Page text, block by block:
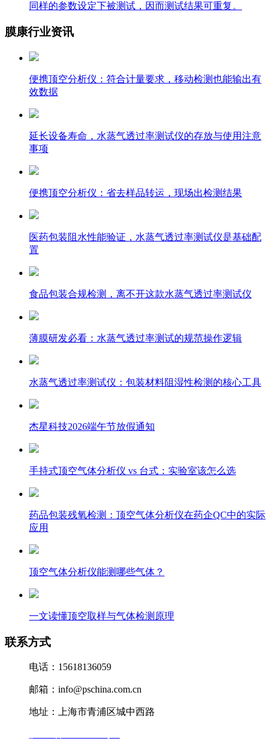
同样的参数设定下被测试，因而测试结果可重复。
膜康行业资讯
便携顶空分析仪：符合计量要求，移动检测也能输出有
效数据
延长设备寿命，水蒸气透过率测试仪的存放与使用注意
事项
便携顶空分析仪：省去样品转运，现场出检测结果
医药包装阻水性能验证，水蒸气透过率测试仪是基础配
置
食品包装合规检测，离不开这款水蒸气透过率测试仪
薄膜研发必看：水蒸气透过率测试的规范操作逻辑
水蒸气透过率测试仪：包装材料阻湿性检测的核心工具
杰星科技2026端午节放假通知
手持式顶空气体分析仪 vs 台式：实验室该怎么选
药品包装残氧检测：顶空气体分析仪在药企QC中的实际
应用
顶空气体分析仪能测哪些气体？
一文读懂顶空取样与气体检测原理
联系方式
电话：15618136059
邮箱：info@pschina.com.cn
地址：上海市青浦区城中西路